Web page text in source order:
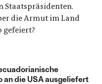
Staatspräsidenten.
die Armut im Land
gefeiert?
an die USA ausgeliefert